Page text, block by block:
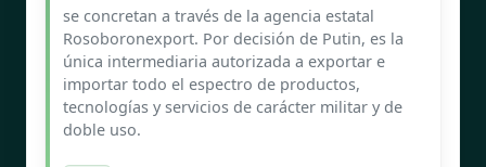
se concretan a través de la agencia estatal
Rosoboronexport. Por decisión de Putin, es la
única intermediaria autorizada a exportar e
importar todo el espectro de productos,
tecnologías y servicios de carácter militar y de
doble uso.